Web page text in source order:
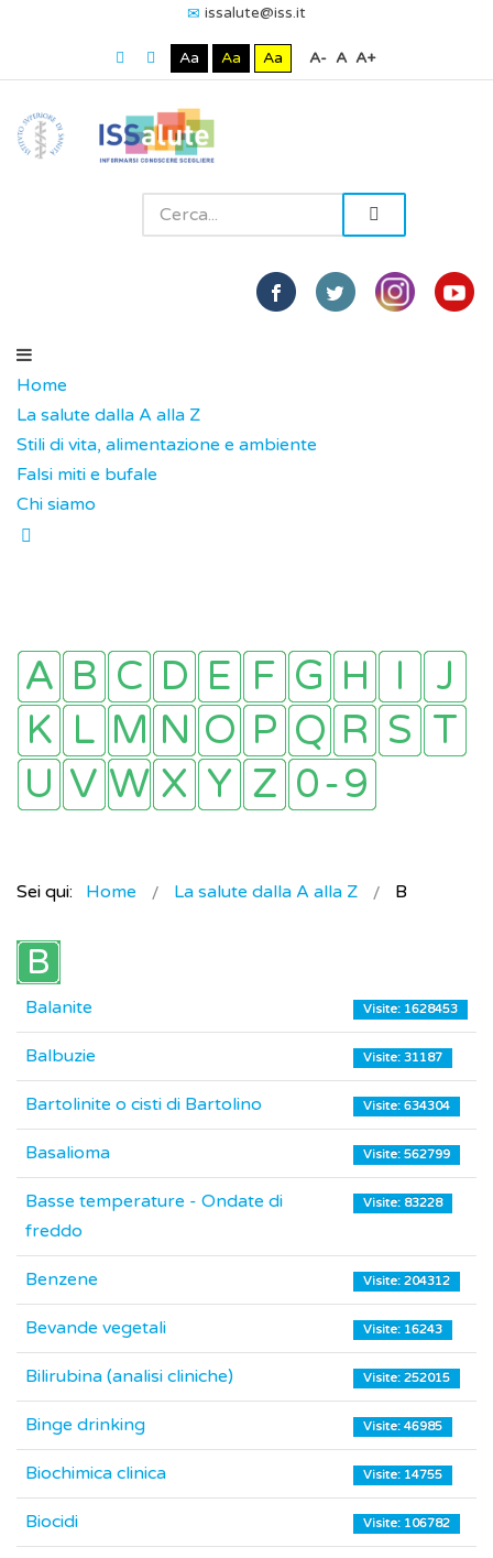
issalute@iss.it
Aa Aa Aa A- A A+
Home
La salute dalla A alla Z
Stili di vita, alimentazione e ambiente
Falsi miti e bufale
Chi siamo
Sei qui: Home La salute dalla A alla Z B
Balanite Visite: 1628453
Balbuzie Visite: 31187
Bartolinite o cisti di Bartolino Visite: 634304
Basalioma Visite: 562799
Basse temperature - Ondate di
freddo
Visite: 83228
Benzene Visite: 204312
Bevande vegetali Visite: 16243
Bilirubina (analisi cliniche) Visite: 252015
Binge drinking Visite: 46985
Biochimica clinica Visite: 14755
Biocidi Visite: 106782